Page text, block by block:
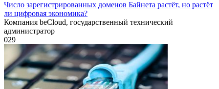
Число зарегистрированных доменов Байнета растёт, но растёт
ли цифровая экономика?
Компания beCloud, государственный технический
администратор
029